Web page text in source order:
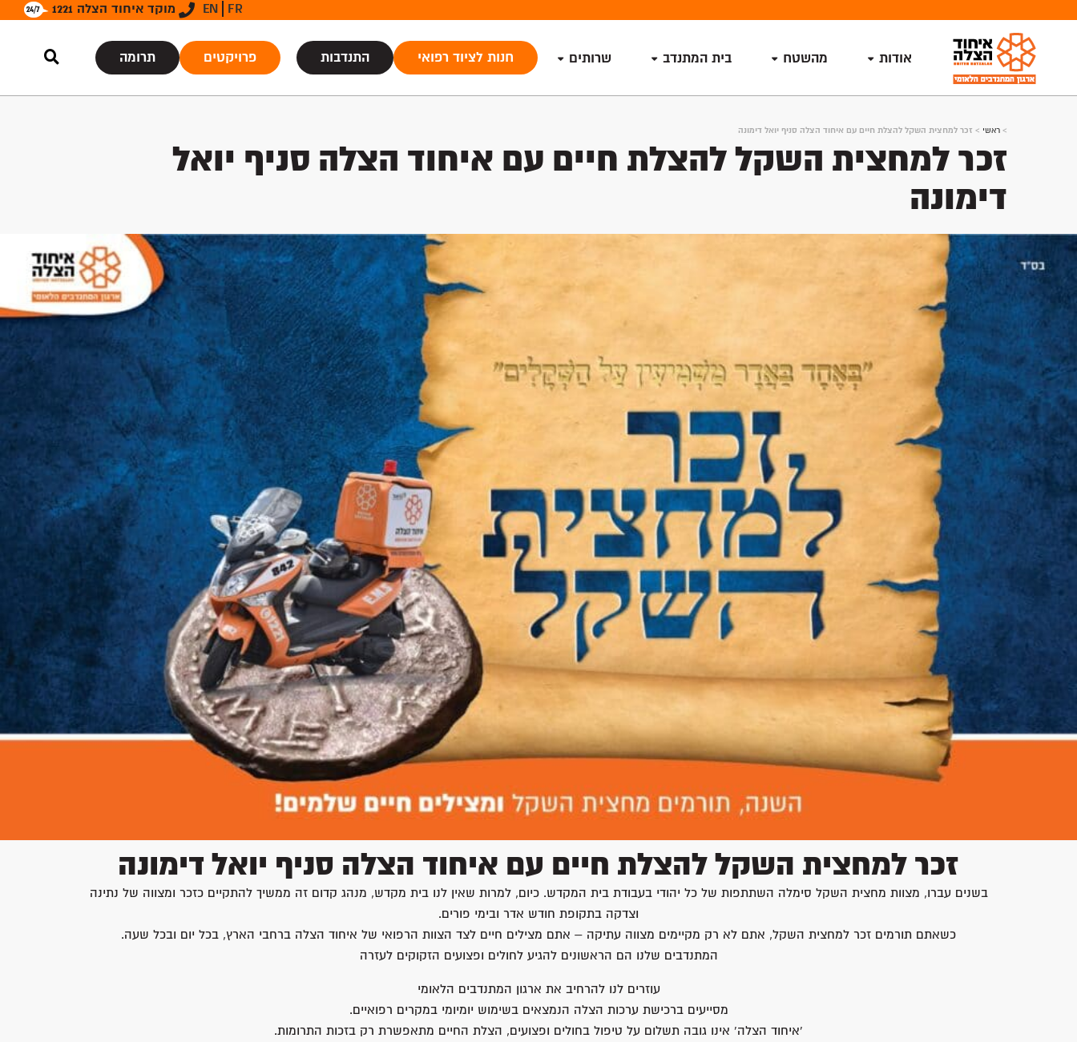
מוקד איחוד הצלה 1221 EN FR
אודות מהשטח בית המתנדב שרותים חנות לציוד רפואי התנדבות פרויקטים תרומה
> ראשי > זכר למחצית השקל להצלת חיים עם איחוד הצלה סניף יואל דימונה
זכר למחצית השקל להצלת חיים עם איחוד הצלה סניף יואל
דימונה
זכר למחצית השקל להצלת חיים עם איחוד הצלה סניף יואל דימונה
בשנים עברו, מצוות מחצית השקל סימלה השתתפות של כל יהודי בעבודת בית המקדש. כיום, למרות שאין לנו בית מקדש, מנהג קדום זה ממשיך להתקיים כזכר ומצווה של נתינה
וצדקה בתקופת חודש אדר ובימי פורים.
כשאתם תורמים זכר למחצית השקל, אתם לא רק מקיימים מצווה עתיקה – אתם מצילים חיים לצד הצוות הרפואי של איחוד הצלה ברחבי הארץ, בכל יום ובכל שעה.
המתנדבים שלנו הם הראשונים להגיע לחולים ופצועים הזקוקים לעזרה
עוזרים לנו להרחיב את ארגון המתנדבים הלאומי
מסייעים ברכישת ערכות הצלה הנמצאים בשימוש יומיומי במקרים רפואיים.
'איחוד הצלה' אינו גובה תשלום על טיפול בחולים ופצועים, הצלת החיים מתאפשרת רק בזכות התרומות.